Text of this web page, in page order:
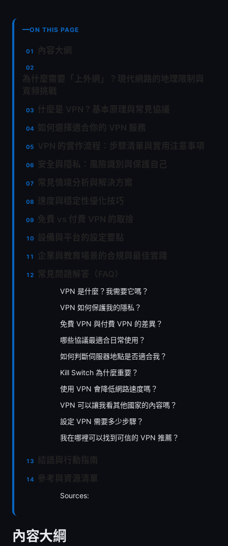
ON THIS PAGE
VPN 是什麼？我需要它嗎？
VPN 如何保護我的隱私？
免費 VPN 與付費 VPN 的差異？
哪些協議最適合日常使用？
如何判斷伺服器地點是否適合我？
Kill Switch 為什麼重要？
使用 VPN 會降低網路速度嗎？
VPN 可以讓我看其他國家的內容嗎？
設定 VPN 需要多少步驟？
我在哪裡可以找到可信的 VPN 推薦？
Sources:
內容大綱